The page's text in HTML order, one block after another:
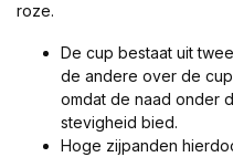
roze.
De cup bestaat uit
de andere over de
omdat de naad onder
stevigheid bied.
Hoge zijpanden